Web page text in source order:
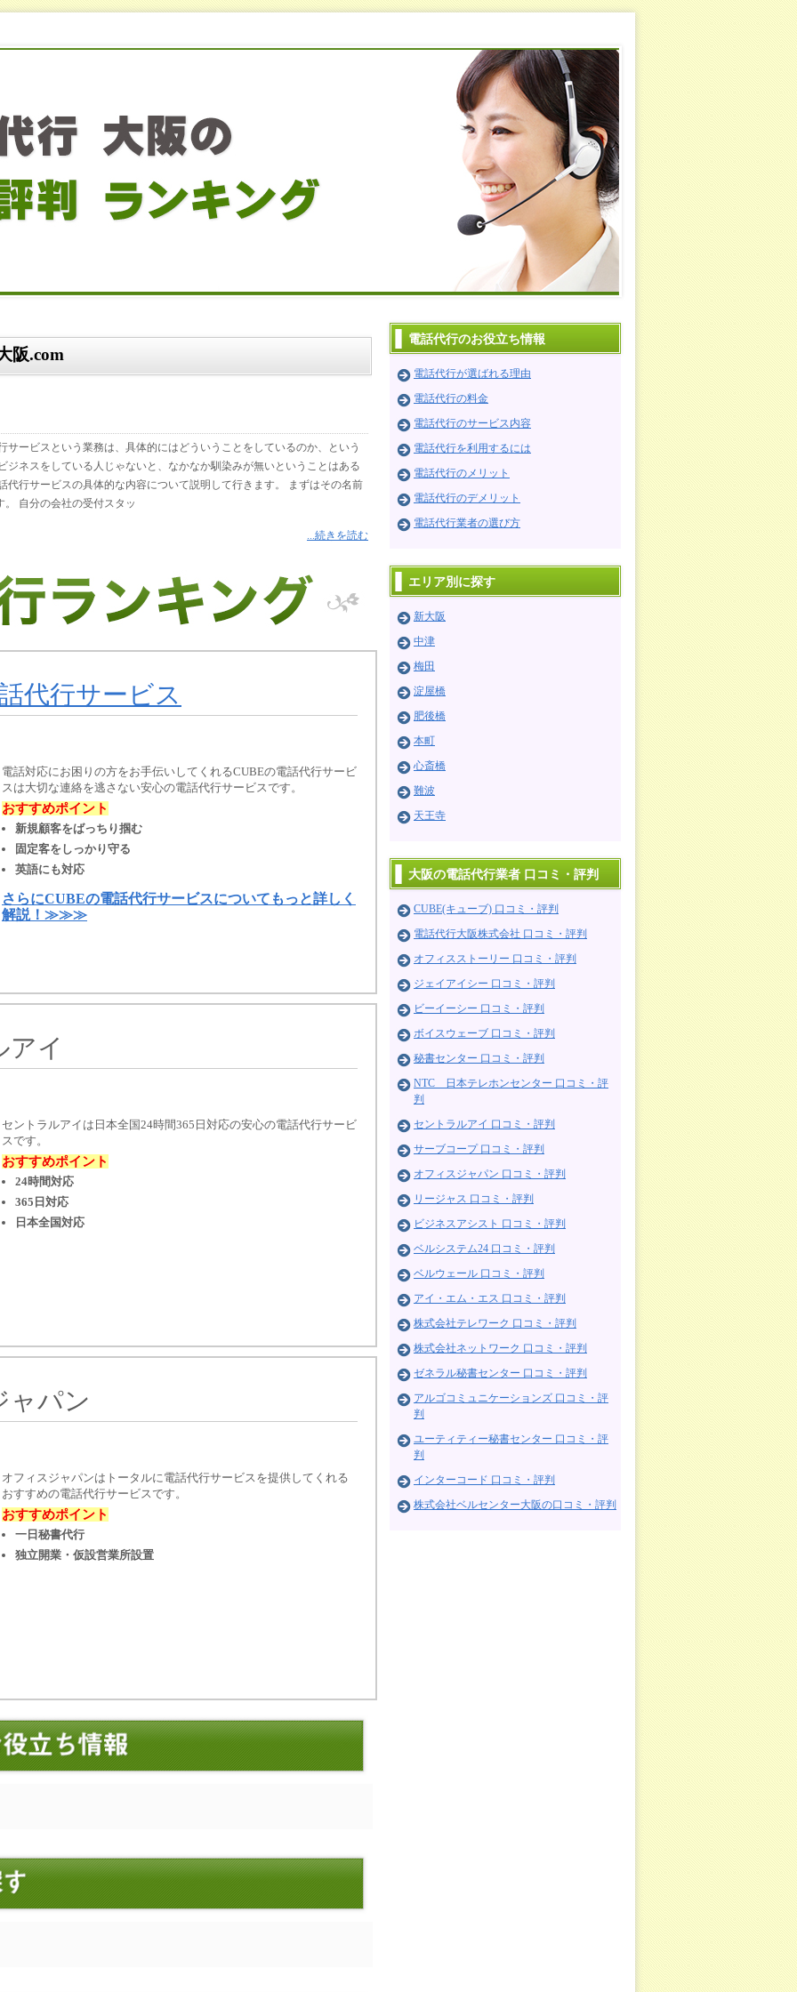
阪.com
ービスという業務は、具体的にはどういうことをしているのか、という
ジネスをしている人じゃないと、なかなか馴染みが無いということはある
代行サービスの具体的な内容について説明して行きます。 まずはその名前
自分の会社の受付スタッ
...続きを読む
代行サービス
電話対応にお困りの方をお手伝いしてくれるCUBEの電話代行サービ
スは大切な連絡を逃さない安心の電話代行サービスです。
おすすめポイント
新規顧客をばっちり掴む
固定客をしっかり守る
英語にも対応
さらにCUBEの電話代行サービスについてもっと詳しく
解説！≫≫≫
アイ
セントラルアイは日本全国24時間365日対応の安心の電話代行サービ
スです。
おすすめポイント
24時間対応
365日対応
日本全国対応
ャパン
オフィスジャパンはトータルに電話代行サービスを提供してくれる
おすすめの電話代行サービスです。
おすすめポイント
一日秘書代行
独立開業・仮設営業所設置
電話代行のお役立ち情報
電話代行が選ばれる理由
電話代行の料金
電話代行のサービス内容
電話代行を利用するには
電話代行のメリット
電話代行のデメリット
電話代行業者の選び方
エリア別に探す
新大阪
中津
梅田
淀屋橋
肥後橋
本町
心斎橋
難波
天王寺
大阪の電話代行業者 口コミ・評判
CUBE(キューブ) 口コミ・評判
電話代行大阪株式会社 口コミ・評判
オフィスストーリー 口コミ・評判
ジェイアイシー 口コミ・評判
ビーイーシー 口コミ・評判
ボイスウェーブ 口コミ・評判
秘書センター 口コミ・評判
NTC 日本テレホンセンター 口コミ・評
判
セントラルアイ 口コミ・評判
サーブコープ 口コミ・評判
オフィスジャパン 口コミ・評判
リージャス 口コミ・評判
ビジネスアシスト 口コミ・評判
ベルシステム24 口コミ・評判
ベルウェール 口コミ・評判
アイ・エム・エス 口コミ・評判
株式会社テレワーク 口コミ・評判
株式会社ネットワーク 口コミ・評判
ゼネラル秘書センター 口コミ・評判
アルゴコミュニケーションズ 口コミ・評
判
ユーティティー秘書センター 口コミ・評
判
インターコード 口コミ・評判
株式会社ベルセンター大阪の口コミ・評判